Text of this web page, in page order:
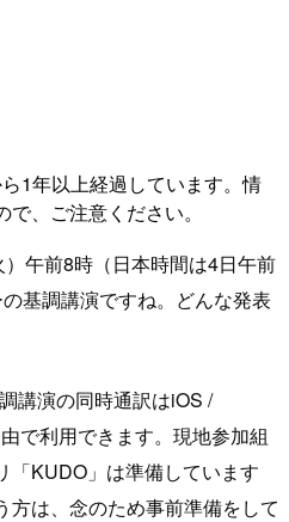
1年以上経過しています。情
、ご注意ください。
午前8時（日本時間は4日午前
基調講演ですね。どんな発表
講演の同時通訳はiOS /
で利用できます。現地参加組
「KUDO」は準備しています
は、念のため事前準備をして